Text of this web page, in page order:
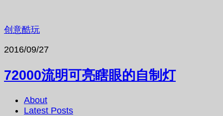
创意酷玩
2016/09/27
72000流明可亮瞎眼的自制灯
About
Latest Posts